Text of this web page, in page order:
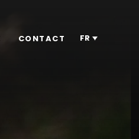
CONTACT FR